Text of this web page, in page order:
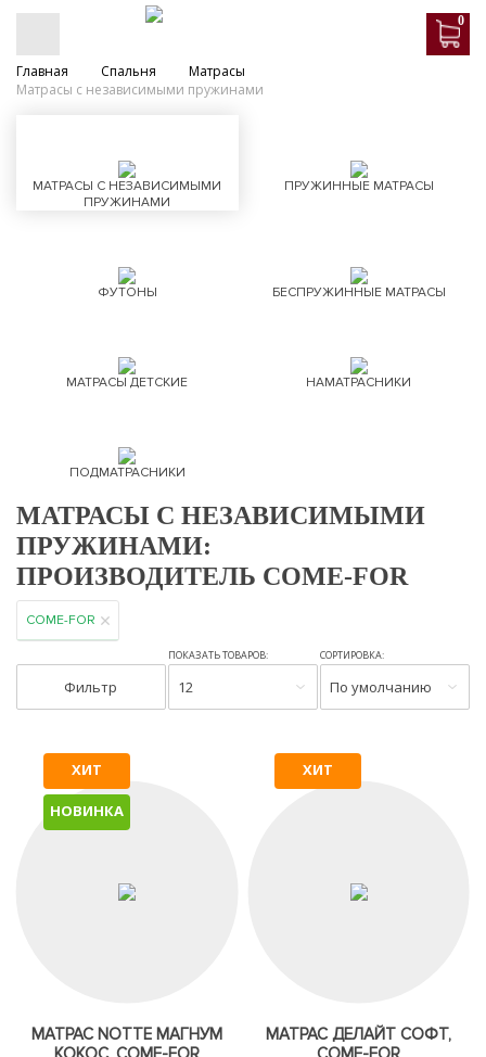
0
Главная Спальня
Матрасы
Матрасы с независимыми пружинами
МАТРАСЫ С НЕЗАВИСИМЫМИ
ПРУЖИНАМИ
ПРУЖИННЫЕ МАТРАСЫ
ФУТОНЫ БЕСПРУЖИННЫЕ МАТРАСЫ
МАТРАСЫ ДЕТСКИЕ НАМАТРАСНИКИ
ПОДМАТРАСНИКИ
МАТРАСЫ С НЕЗАВИСИМЫМИ
ПРУЖИНАМИ:
ПРОИЗВОДИТЕЛЬ COME-FOR
COME-FOR
Фильтр
ПОКАЗАТЬ ТОВАРОВ:
12
СОРТИРОВКА:
По умолчанию
ХИТ
НОВИНКА
МАТРАС NOTTE МАГНУМ
ХИТ
МАТРАС ДЕЛАЙТ СОФТ,